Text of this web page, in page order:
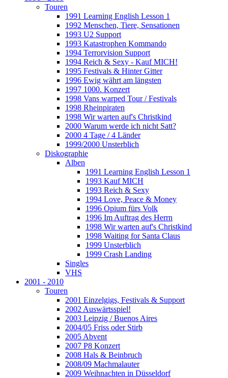
Touren
1991 Learning English Lesson 1
1992 Menschen, Tiere, Sensationen
1993 U2 Support
1993 Katastrophen Kommando
1994 Terrorvision Support
1994 Reich & Sexy - Kauf MICH!
1995 Festivals & Hinter Gitter
1996 Ewig währt am längsten
1997 1000. Konzert
1998 Vans warped Tour / Festivals
1998 Rheinpiraten
1998 Wir warten auf's Christkind
2000 Warum werde ich nicht Satt?
2000 4 Tage / 4 Länder
1999/2000 Unsterblich
Diskographie
Alben
1991 Learning English Lesson 1
1993 Kauf MICH
1993 Reich & Sexy
1994 Love, Peace & Money
1996 Opium fürs Volk
1996 Im Auftrag des Herrn
1998 Wir warten auf's Christkind
1998 Waiting for Santa Claus
1999 Unsterblich
1999 Crash Landing
Singles
VHS
2001 - 2010
Touren
2001 Einzelgigs, Festivals & Support
2002 Auswärtsspiel!
2003 Leipzig / Buenos Aires
2004/05 Friss oder Stirb
2005 Abvent
2007 P8 Konzert
2008 Hals & Beinbruch
2008/09 Machmalauter
2009 Weihnachten in Düsseldorf